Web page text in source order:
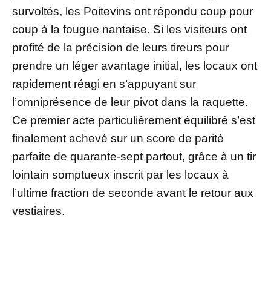
survoltés, les Poitevins ont répondu coup pour
coup à la fougue nantaise. Si les visiteurs ont
profité de la précision de leurs tireurs pour
prendre un léger avantage initial, les locaux ont
rapidement réagi en s’appuyant sur
l’omniprésence de leur pivot dans la raquette.
Ce premier acte particulièrement équilibré s’est
finalement achevé sur un score de parité
parfaite de quarante-sept partout, grâce à un tir
lointain somptueux inscrit par les locaux à
l’ultime fraction de seconde avant le retour aux
vestiaires.